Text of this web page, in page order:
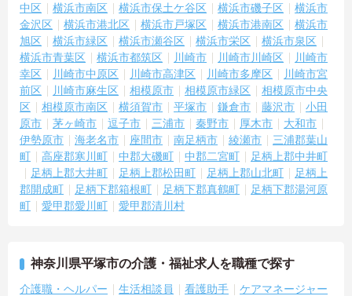
中区
横浜市南区 横浜市保土ケ谷区 横浜市磯子区
横浜市
金沢区
横浜市港北区 横浜市戸塚区 横浜市港南区
横浜市
旭区
横浜市緑区 横浜市瀬谷区 横浜市栄区
横浜市泉区
横浜市青葉区
横浜市都筑区 川崎市 川崎市川崎区
川崎市
幸区
川崎市中原区 川崎市高津区 川崎市多摩区
川崎市宮
前区
川崎市麻生区 相模原市 相模原市緑区
相模原市中央
区
相模原市南区 横須賀市 平塚市 鎌倉市 藤沢市
小田
原市
茅ヶ崎市 逗子市 三浦市 秦野市 厚木市
大和市
伊勢原市
海老名市 座間市 南足柄市 綾瀬市
三浦郡葉山
町
高座郡寒川町 中郡大磯町 中郡二宮町
足柄上郡中井町
足柄上郡大井町
足柄上郡松田町 足柄上郡山北町
足柄上
郡開成町
足柄下郡箱根町 足柄下郡真鶴町
足柄下郡湯河原
町
愛甲郡愛川町 愛甲郡清川村
神奈川県平塚市の介護・福祉求人を職種で探す
介護職・ヘルパー 生活相談員 看護助手
ケアマネージャー